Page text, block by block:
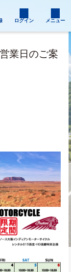
ログイン メニュー
業日のご案